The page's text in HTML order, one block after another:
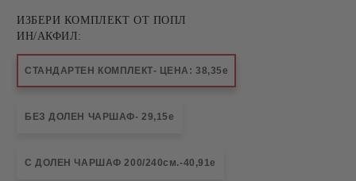
ИЗБЕРИ КОМПЛЕКТ ОТ ПОПЛ
ИН/АКФИЛ:
СТАНДАРТЕН КОМПЛЕКТ- ЦЕНА: 38,35е
БЕЗ ДОЛЕН ЧАРШАФ- 29,15е
С ДОЛЕН ЧАРШАФ 200/240см.-40,91е